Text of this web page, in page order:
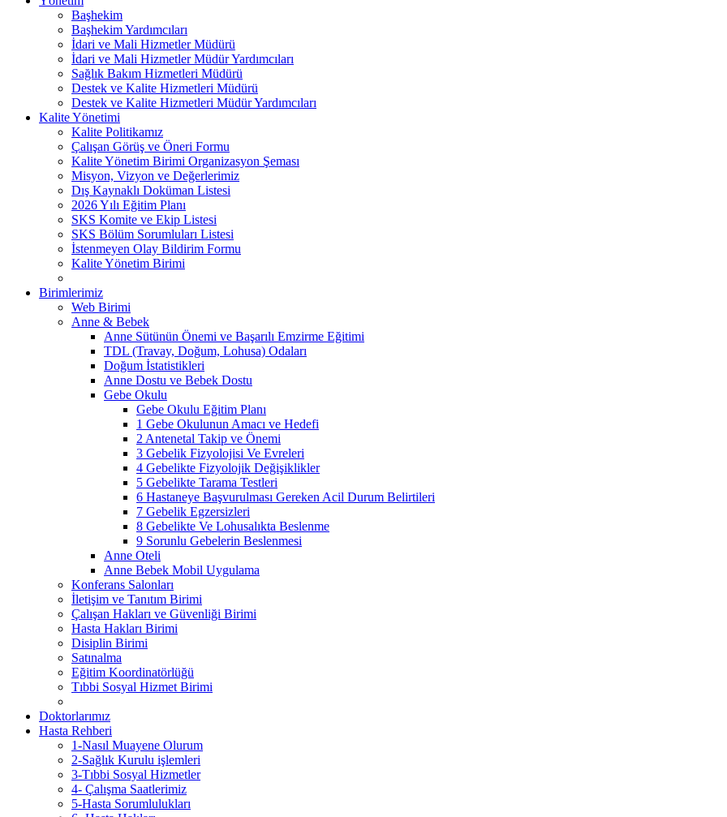
Başhekim
Başhekim Yardımcıları
İdari ve Mali Hizmetler Müdürü
İdari ve Mali Hizmetler Müdür Yardımcıları
Sağlık Bakım Hizmetleri Müdürü
Destek ve Kalite Hizmetleri Müdürü
Destek ve Kalite Hizmetleri Müdür Yardımcıları
Kalite Yönetimi
Kalite Politikamız
Çalışan Görüş ve Öneri Formu
Kalite Yönetim Birimi Organizasyon Şeması
Misyon, Vizyon ve Değerlerimiz
Dış Kaynaklı Doküman Listesi
2026 Yılı Eğitim Planı
SKS Komite ve Ekip Listesi
SKS Bölüm Sorumluları Listesi
İstenmeyen Olay Bildirim Formu
Kalite Yönetim Birimi
Birimlerimiz
Web Birimi
Anne & Bebek
Anne Sütünün Önemi ve Başarılı Emzirme Eğitimi
TDL (Travay, Doğum, Lohusa) Odaları
Doğum İstatistikleri
Anne Dostu ve Bebek Dostu
Gebe Okulu
Gebe Okulu Eğitim Planı
1 Gebe Okulunun Amacı ve Hedefi
2 Antenetal Takip ve Önemi
3 Gebelik Fizyolojisi Ve Evreleri
4 Gebelikte Fizyolojik Değişiklikler
5 Gebelikte Tarama Testleri
6 Hastaneye Başvurulması Gereken Acil Durum Belirtileri
7 Gebelik Egzersizleri
8 Gebelikte Ve Lohusalıkta Beslenme
9 Sorunlu Gebelerin Beslenmesi
Anne Oteli
Anne Bebek Mobil Uygulama
Konferans Salonları
İletişim ve Tanıtım Birimi
Çalışan Hakları ve Güvenliği Birimi
Hasta Hakları Birimi
Disiplin Birimi
Satınalma
Eğitim Koordinatörlüğü
Tıbbi Sosyal Hizmet Birimi
Doktorlarımız
Hasta Rehberi
1-Nasıl Muayene Olurum
2-Sağlık Kurulu işlemleri
3-Tıbbi Sosyal Hizmetler
4- Çalışma Saatlerimiz
5-Hasta Sorumlulukları